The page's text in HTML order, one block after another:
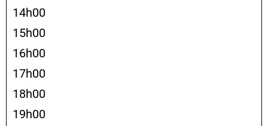
14h00
15h00
16h00
17h00
18h00
19h00